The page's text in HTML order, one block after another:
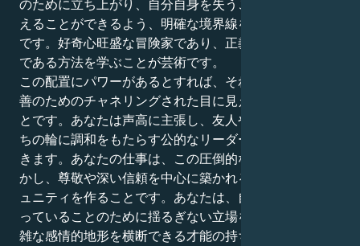
のために立ち上がり、自分自身を失うことなく他人に与
えることができるよう、明確な境界線を持つことが必要
です。好奇心旺盛な冒険家であり、正義の力強い擁護者
である方法を学ぶことが芸術です。
この配置にパワーがあるとすれば、それは生の知性を、
善のためのチャネリングされた目に見える力に変えるこ
とです。あなたは声高に主張し、友人やそれ以上の人た
ちの輪に調和をもたらす公的なリーダーになることがで
きます。あなたの仕事は、この圧倒的な知的好奇心を生
かし、尊敬や深い信頼を中心に築かれる人間関係やコミ
ュニティを作ることです。あなたは、自分が真実だと知
っていることのために揺るぎない立場をとりながら、複
雑な感情的地形を横断できる才能の持ち主です。